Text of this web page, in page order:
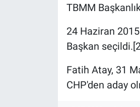
TBMM
24 Haziran
Başkan
Fatih Atay, 31
CHP'den aday